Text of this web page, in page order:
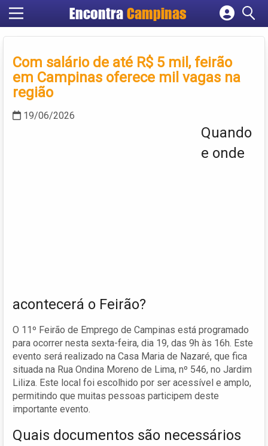
Encontra Campinas
Cadastrar empresa
Criar conta
Com salário de até R$ 5 mil, feirão
em Campinas oferece mil vagas na
região
19/06/2026
Quando
e onde
acontecerá o Feirão?
O 11º Feirão de Emprego de Campinas está programado
para ocorrer nesta sexta-feira, dia 19, das 9h às 16h. Este
evento será realizado na Casa Maria de Nazaré, que fica
situada na Rua Ondina Moreno de Lima, nº 546, no Jardim
Liliza. Este local foi escolhido por ser acessível e amplo,
permitindo que muitas pessoas participem deste
importante evento.
Quais documentos são necessários